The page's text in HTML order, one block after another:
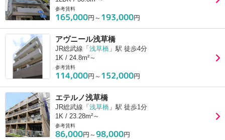
参考賃料
165,000円～ 193,000円
アヴニール浅草橋
JR総武線「 浅草橋 」駅 徒歩4分
1K / 24.8m²～
参考賃料
114,000円～ 152,000円
エテルノ浅草橋
JR総武線「 浅草橋 」駅 徒歩1分
1K / 23.28m²～
参考賃料
86,000円～98,000円